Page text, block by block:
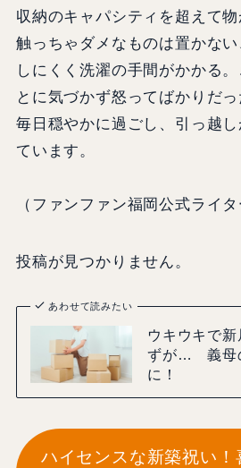
収納のキャパシティを超えて物
触っちゃダメなものは置かな
しにくく洗濯の手間がかかる
とに気づかず怒ってばかりだ
毎日穏やかに過ごし、引っ越
ています。
（ファンファン福岡公式ライ
投稿が見つかりません。
あわせて読みたい
ウキウキで
ずが… 義母
に！
ハイセンスな新築祝い！